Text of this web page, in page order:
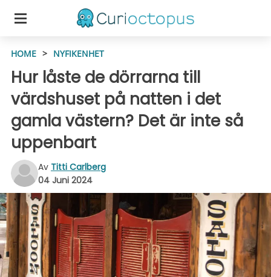
HOME > NYFIKENHET
Hur låste de dörrarna till
värdshuset på natten i det
gamla västern? Det är inte så
uppenbart
Av Titti Carlberg
04 Juni 2024